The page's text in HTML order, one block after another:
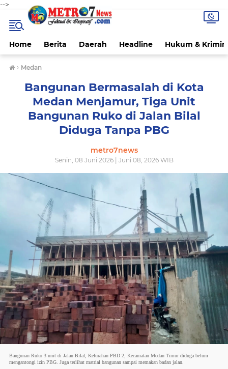
-->
Home Berita Daerah Headline Hukum &
› Medan
Bangunan Bermasalah di Kota
Medan Menjamur, Tiga Unit
Bangunan Ruko di Jalan Bilal
Diduga Tanpa PBG
metro7news
Senin, 08 Juni 2026 | Juni 08, 2026 WIB
Bangunan Ruko 3 unit di Jalan Bilal, Kelurahan PBD 2, Kecamatan Medan Timur diduga belum
mengantongi izin PBG. Juga terlihat matrial bangunan sampai memakan badan jalan.